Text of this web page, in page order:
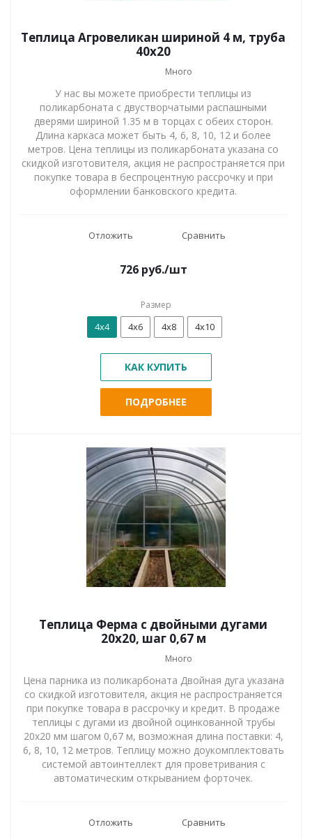
Теплица Агровеликан шириной 4 м, труба
40х20
Много
У нас вы можете приобрести теплицы из
поликарбоната с двустворчатыми распашными
дверями шириной 1.35 м в торцах с обеих сторон.
Длина каркаса может быть 4, 6, 8, 10, 12 и более
метров. Цена теплицы из поликарбоната указана со
скидкой изготовителя, акция не распространяется при
покупке товара в беспроцентную рассрочку и при
оформлении банковского кредита.
Отложить Сравнить
726 руб./шт
Размер
4x4 4x6 4x8 4x10
КАК КУПИТЬ
ПОДРОБНЕЕ
Теплица Ферма с двойными дугами
20х20, шаг 0,67 м
Много
Цена парника из поликарбоната Двойная дуга указана
со скидкой изготовителя, акция не распространяется
при покупке товара в рассрочку и кредит. В продаже
теплицы с дугами из двойной оцинкованной трубы
20х20 мм шагом 0,67 м, возможная длина поставки: 4,
6, 8, 10, 12 метров. Теплицу можно доукомплектовать
системой автоинтеллект для проветривания с
автоматическим открыванием форточек.
Отложить Сравнить